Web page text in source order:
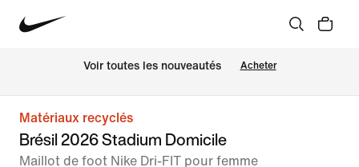
Voir toutes les nouveautés Acheter
Matériaux recyclés
Brésil 2026 Stadium Domicile
Maillot de foot Nike Dri-FIT pour femme